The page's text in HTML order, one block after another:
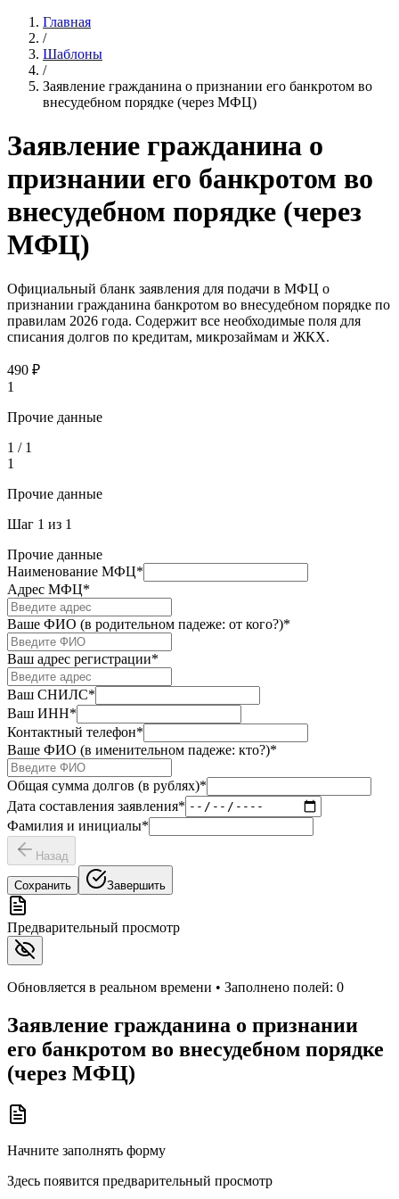
Главная
/
Шаблоны
/
Заявление гражданина о признании его банкротом во
внесудебном порядке (через МФЦ)
Заявление гражданина о
признании его банкротом во
внесудебном порядке (через
МФЦ)
Официальный бланк заявления для подачи в МФЦ о
признании гражданина банкротом во внесудебном порядке по
правилам 2026 года. Содержит все необходимые поля для
списания долгов по кредитам, микрозаймам и ЖКХ.
490 ₽
1
Прочие данные
1 / 1
1
Прочие данные
Шаг 1 из 1
Прочие данные
Наименование МФЦ*
Адрес МФЦ*
Ваше ФИО (в родительном падеже: от кого?)*
Ваш адрес регистрации*
Ваш СНИЛС*
Ваш ИНН*
Контактный телефон*
Ваше ФИО (в именительном падеже: кто?)*
Общая сумма долгов (в рублях)*
Дата составления заявления*
Фамилия и инициалы*
Назад
Сохранить Завершить
Предварительный просмотр
Обновляется в реальном времени • Заполнено полей: 0
Заявление гражданина о признании
его банкротом во внесудебном порядке
(через МФЦ)
Начните заполнять форму
Здесь появится предварительный просмотр